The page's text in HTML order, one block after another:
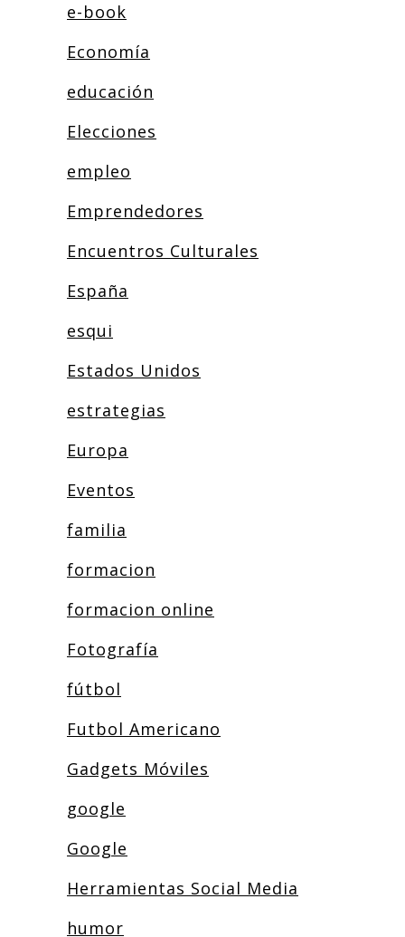
e-book
Economía
educación
Elecciones
empleo
Emprendedores
Encuentros Culturales
España
esqui
Estados Unidos
estrategias
Europa
Eventos
familia
formacion
formacion online
Fotografía
fútbol
Futbol Americano
Gadgets Móviles
google
Google
Herramientas Social Media
humor